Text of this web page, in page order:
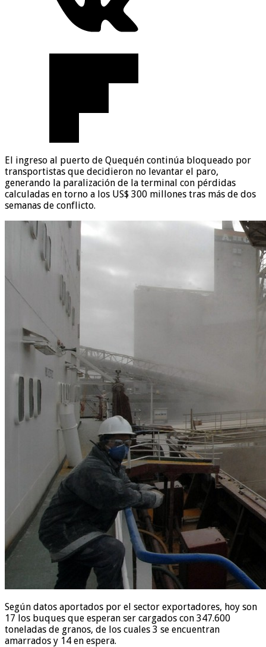
El ingreso al puerto de Quequén continúa bloqueado por
transportistas que decidieron no levantar el paro,
generando la paralización de la terminal con pérdidas
calculadas en torno a los US$ 300 millones tras más de dos
semanas de conflicto.
Según datos aportados por el sector exportadores, hoy son
17 los buques que esperan ser cargados con 347.600
toneladas de granos, de los cuales 3 se encuentran
amarrados y 14 en espera.